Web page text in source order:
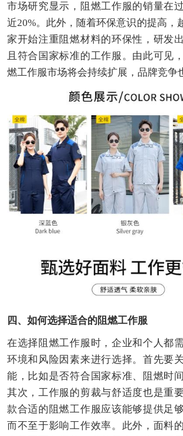
市场研究显示，阻燃工作服的销量在
近20%。此外，随着环保意识的提高，
家开始注重阻燃材料的环保性，研发
且符合国家标准的工作服。由此可见
燃工作服市场将会持续扩展，品牌竞争
四、如何选择适合的阻燃工作服
在选择阻燃工作服时，企业和个人都
环境和风险因素来进行选择。首先要
能，比如是否符合国家标准、阻燃时
其次，工作服的剪裁与舒适度也是重
款合适的阻燃工作服应该能够提供足
而不至于影响工作效率。此外，面料